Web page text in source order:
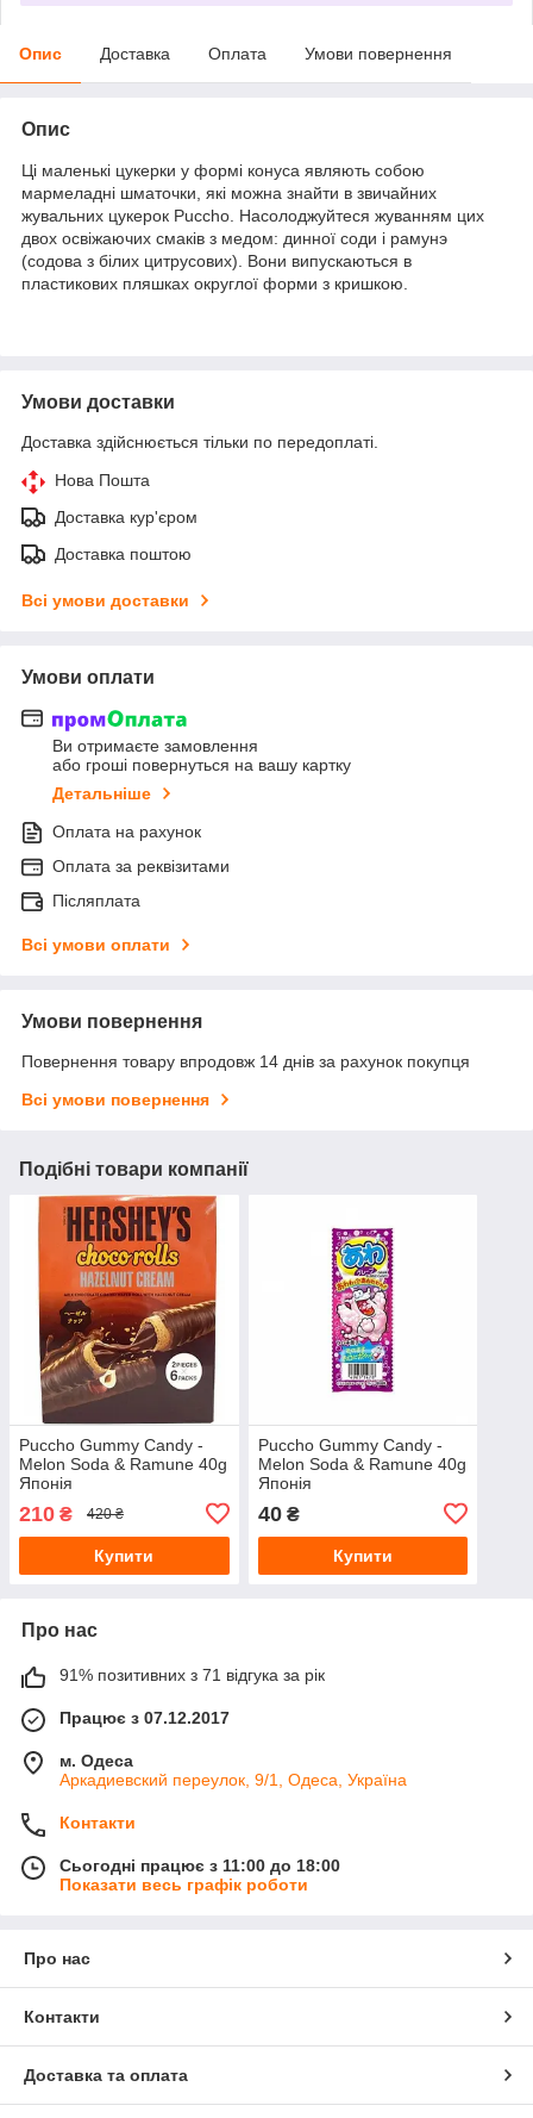
Опис Доставка Оплата Умови повернення
Опис
Ці маленькі цукерки у формі конуса являють собою
мармеладні шматочки, які можна знайти в звичайних
жувальних цукерок Puccho. Насолоджуйтеся жуванням цих
двох освіжаючих смаків з медом: динної соди і рамунэ
(содова з білих цитрусових). Вони випускаються в
пластикових пляшках округлої форми з кришкою.
Умови доставки
Доставка здійснюється тільки по передоплаті.
Нова Пошта
Доставка кур'єром
Доставка поштою
Всі умови доставки
Умови оплати
Ви отримаєте замовлення
або гроші повернуться на вашу картку
Детальніше
Оплата на рахунок
Оплата за реквізитами
Післяплата
Всі умови оплати
Умови повернення
Повернення товару впродовж 14 днів за рахунок покупця
Всі умови повернення
Подібні товари компанії
Puccho Gummy Candy -
Melon Soda & Ramune 40g
Японія
210 ₴ 420 ₴
Купити
Puccho Gummy Candy -
Melon Soda & Ramune 40g
Японія
40₴
Купити
Про нас
91% позитивних з 71 відгука за рік
Працює з 07.12.2017
м. Одеса
Аркадиевский переулок, 9/1, Одеса, Україна
Контакти
Сьогодні працює з 11:00 до 18:00
Показати весь графік роботи
Про нас
Контакти
Доставка та оплата